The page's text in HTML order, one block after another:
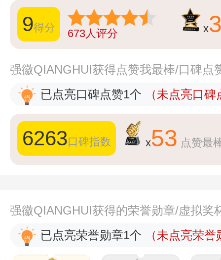
9得分 673人评分 x
强徽QIANGHUI获得点赞我最棒/口碑点
已点亮口碑点赞1个
（未点亮口
6263口碑指数 x53 点赞最
强徽QIANGHUI获得的荣誉勋章/虚拟奖
已点亮荣誉勋章1个
（未点亮荣